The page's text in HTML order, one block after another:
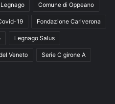
Comune di Oppeano
19 Fondazione Cariverona
Legnago Salus
Veneto Serie C girone A